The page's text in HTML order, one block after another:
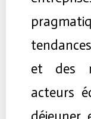
et des
acteurs